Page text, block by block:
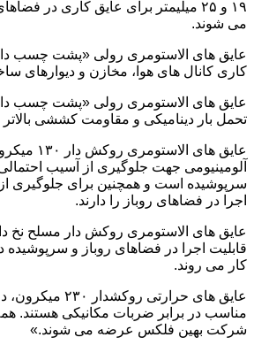
۱۹ و ۲۵ میلیمتر برای عایق کاری در
می شوند.
عایق های الاستومری رولی «پشت چسب
کاری کانال های هوا، مخازن و دیوارهای
عایق های الاستومری رولی «پشت چسب
تحمل بار دینامیکی و مقاومت کششی بالاتر
عایق های
آلومینیومی جهت جلوگیری از آسیب
سرپوشیده است و همچنین برای جلوگیری
اجرا در فضاهای روباز را دارند.
قابلیت اجرا در فضاهای روباز و سرپوشیده
کار می روند.
عایق های حرارتی
مناسب در برابر ضربات مکانیکی هستند.
شرکت بهین فلکس عرضه می شوند.»